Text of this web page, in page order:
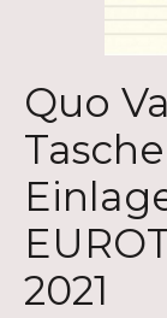
Quo
2021